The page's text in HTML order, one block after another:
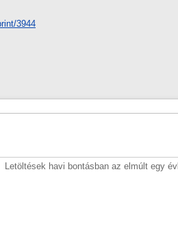
3944
Letöltések havi bontásban az elmúlt egy